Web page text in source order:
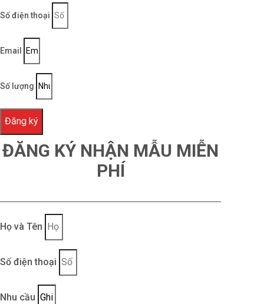
Số điện thoại
Email
Số lượng
Đăng ký
ĐĂNG KÝ NHẬN MẪU MIỄN
PHÍ
Họ và Tên
Số điện thoại
Nhu cầu